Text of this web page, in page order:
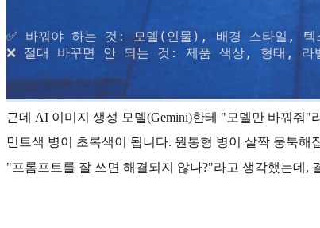
✅ 바꿔야 하는 것: 모델(인물), 배경 스타일, 텍
❌ 절대 바꾸면 안 되는 것: 제품 색상, 형태, 라
근데 AI 이미지 생성 모델(Gemini)한테 "모델만 바꿔줘"
민트색 병이 초록색이 됩니다. 원통형 병이 살짝 뭉툭해
"프롬프트를 잘 쓰면 해결되지 않나?"라고 생각했는데,